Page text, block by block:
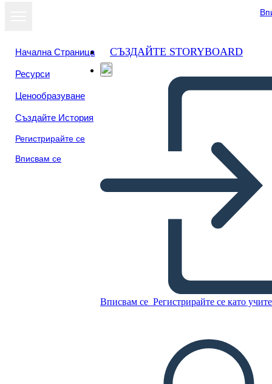
Начална Страница
Ресурси
Ценообразуване
Създайте История
Регистрирайте се
Вписвам се
СЪЗДАЙТЕ STORYBOARD
Вписвам се Регистрирайте се като
Morfologia
СЪЗДАЙТЕ СЦЕНАРИЙ
ПУСКАНЕ НА СЛАЙДШОУ